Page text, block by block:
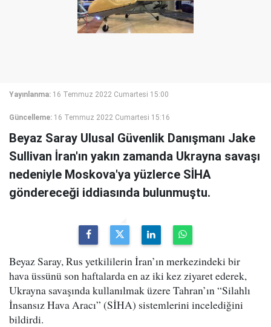
Yayınlanma: 16 Temmuz 2022 Cumartesi 15:00
Güncelleme: 16 Temmuz 2022 Cumartesi 15:16
Beyaz Saray Ulusal Güvenlik Danışmanı Jake
Sullivan İran'ın yakın zamanda Ukrayna savaşı
nedeniyle Moskova'ya yüzlerce SİHA
göndereceği iddiasında bulunmuştu.
Beyaz Saray, Rus yetkililerin İran’ın merkezindeki bir
hava üssünü son haftalarda en az iki kez ziyaret ederek,
Ukrayna savaşında kullanılmak üzere Tahran’ın “Silahlı
İnsansız Hava Aracı” (SİHA) sistemlerini incelediğini
bildirdi.